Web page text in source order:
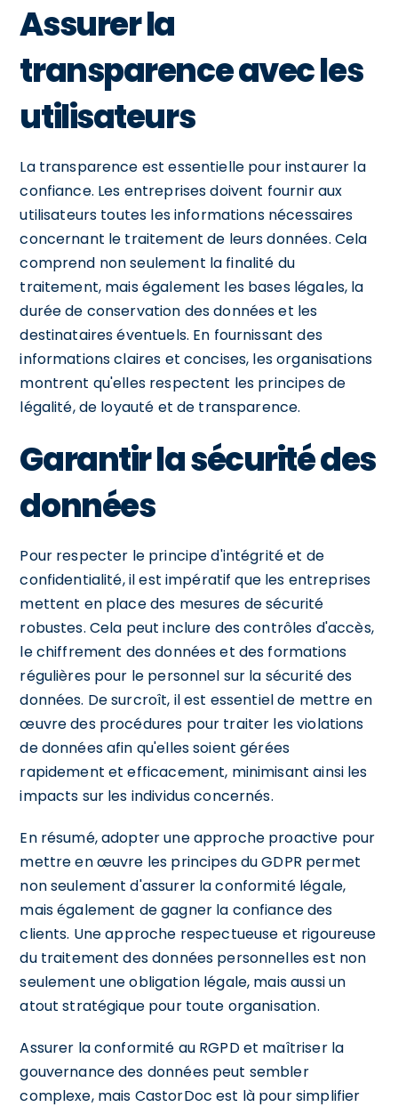
Assurer la
transparence avec les
utilisateurs
La transparence est essentielle pour instaurer la
confiance. Les entreprises doivent fournir aux
utilisateurs toutes les informations nécessaires
concernant le traitement de leurs données. Cela
comprend non seulement la finalité du
traitement, mais également les bases légales, la
durée de conservation des données et les
destinataires éventuels. En fournissant des
informations claires et concises, les organisations
montrent qu'elles respectent les principes de
légalité, de loyauté et de transparence.
Garantir la sécurité des
données
Pour respecter le principe d'intégrité et de
confidentialité, il est impératif que les entreprises
mettent en place des mesures de sécurité
robustes. Cela peut inclure des contrôles d'accès,
le chiffrement des données et des formations
régulières pour le personnel sur la sécurité des
données. De surcroît, il est essentiel de mettre en
œuvre des procédures pour traiter les violations
de données afin qu'elles soient gérées
rapidement et efficacement, minimisant ainsi les
impacts sur les individus concernés.
En résumé, adopter une approche proactive pour
mettre en œuvre les principes du GDPR permet
non seulement d'assurer la conformité légale,
mais également de gagner la confiance des
clients. Une approche respectueuse et rigoureuse
du traitement des données personnelles est non
seulement une obligation légale, mais aussi un
atout stratégique pour toute organisation.
Assurer la conformité au RGPD et maîtriser la
gouvernance des données peut sembler
complexe, mais CastorDoc est là pour simplifier